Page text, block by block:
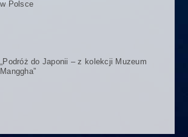
w Polsce
„Podróż do Japonii – z kolekcji Muzeum
Manggha”